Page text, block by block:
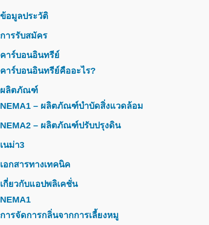
ข้อมูลประวัติ
การรับสมัคร
คาร์บอนอินทรีย์
คาร์บอนอินทรีย์คืออะไร?
ผลิตภัณฑ์
NEMA1 – ผลิตภัณฑ์บำบัดสิ่งแวดล้อม
NEMA2 – ผลิตภัณฑ์ปรับปรุงดิน
เนม่า3
เอกสารทางเทคนิค
เกี่ยวกับแอปพลิเคชั่น
NEMA1
การจัดการกลิ่นจากการเลี้ยงหมู